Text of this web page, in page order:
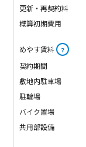
更新・再契約料
概算初期費用
めやす賃料 ？
契約期間
敷地内駐車場
駐輪場
バイク置場
共用部設備